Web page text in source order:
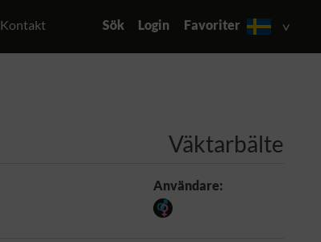
Kontakt Sök Login Favoriter
Väktarbälte
Användare: